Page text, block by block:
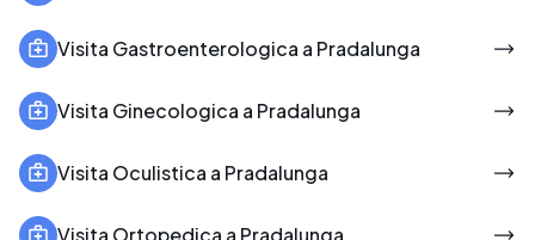
Visita Gastroenterologica a Pradalunga
Visita Ginecologica a Pradalunga
Visita Oculistica a Pradalunga
Visita Ortopedica a Pradalunga